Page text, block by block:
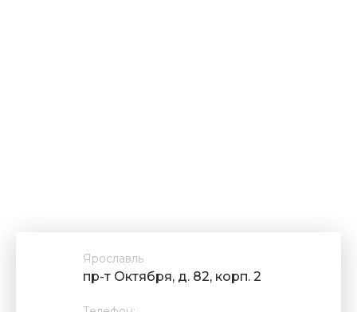
Ярославль
пр-т Октября, д. 82, корп. 2